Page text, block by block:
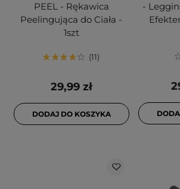
PEEL - Rękawica
Peelingująca do Ciała -
1szt
11
29,99 zł
DODAJ DO KOSZYKA
-